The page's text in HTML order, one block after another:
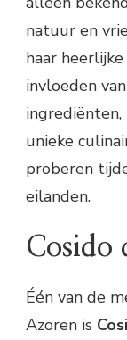
natuur en
haar
invloeden
ingrediënten,
unieke
proberen
eilanden.
Cosido
Één van de
Azoren is